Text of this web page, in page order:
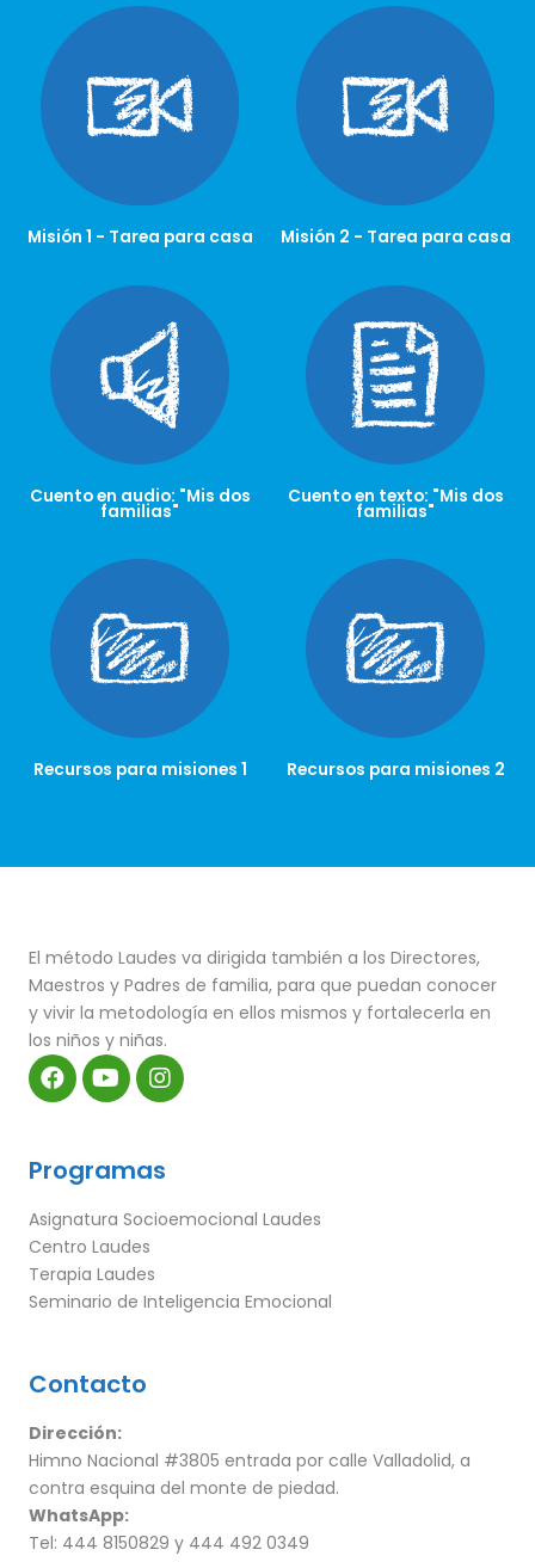
Misión 1 - Tarea para casa Misión 2 - Tarea para casa
Cuento en audio: "Mis dos
familias"
Cuento en texto: "Mis dos
familias"
Recursos para misiones 1 Recursos para misiones 2
El método Laudes va dirigida también a los Directores,
Maestros y Padres de familia, para que puedan conocer
y vivir la metodología en ellos mismos y fortalecerla en
los niños y niñas.
Programas
Asignatura Socioemocional Laudes
Centro Laudes
Terapia Laudes
Seminario de Inteligencia Emocional
Contacto
Dirección:
Himno Nacional #3805 entrada por calle Valladolid, a
contra esquina del monte de piedad.
WhatsApp:
Tel: 444 8150829 y 444 492 0349